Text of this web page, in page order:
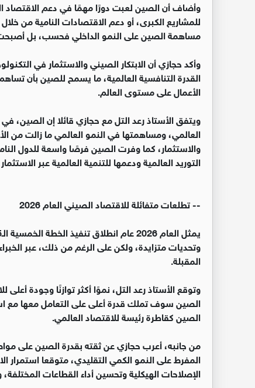
‏وأضاف أن الصين لعبت دورًا مهمًا في دعم الاقتصاد
للمشاريع الكبرى، أو دعم الاقتصادات النامية من
مساهمة الصين على النمو الداخلي فحسب، بل أصبحت
‏وأكد حجازي أن الابتكار الصيني والاستثمار في
القدرة التنافسية العالمية، ما يسمح للصين بأن
الأعمال على مستوى العالم.
‏ويتفق الأستاذ رعد التل مع حجازي قائلا إن
العالمي، ومساهمتها في النمو العالمي ما زالت من
والاستثمار، كما وفرت الصين فرصًا واسعة للدول
التوريد العالمية ودعمها للتنمية العالمية عبر
‏-- تطلعات متفائلة للاقتصاد الصيني العام 2026
وتحديات متزايدة، ولكن على الرغم من ذلك، عبر
المقبلة.
الصين سوف تملك قدرة أعلى على التعامل معها مع
الصين كقاطرة رئيسة للاقتصاد العالمي.
‏من جانبه، أعرب حجازي عن ثقته بقدرة الصين على
المفرط على النمو الكمي التقليدي، متوقعا
الإصلاحات الهيكلية وتحسين أداء القطاعات